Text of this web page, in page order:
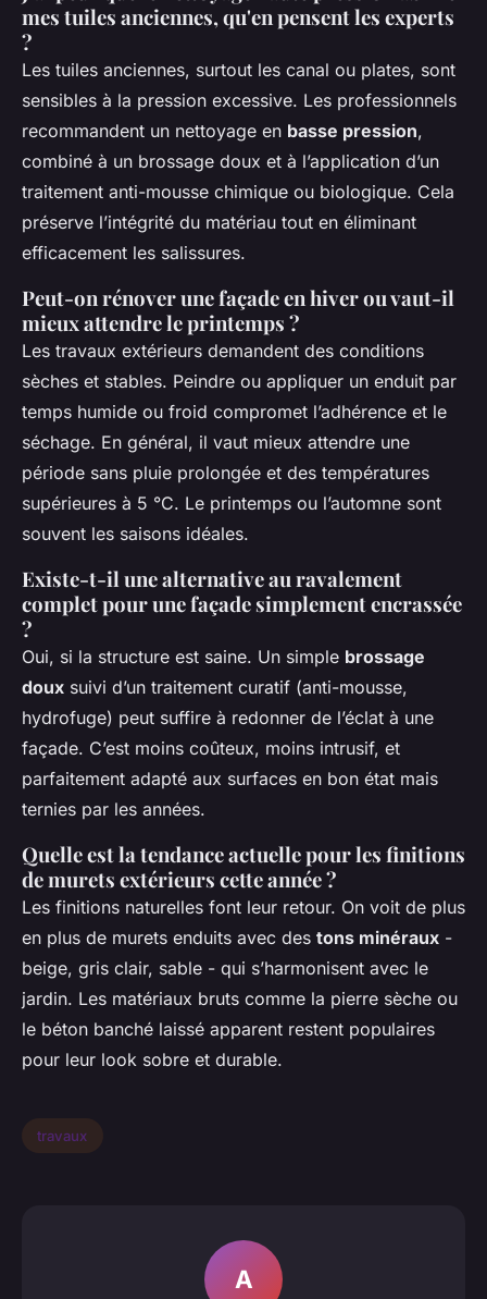
mes tuiles anciennes, qu'en pensent les experts
?
Les tuiles anciennes, surtout les canal ou plates, sont
sensibles à la pression excessive. Les professionnels
recommandent un nettoyage en basse pression,
combiné à un brossage doux et à l’application d’un
traitement anti-mousse chimique ou biologique. Cela
préserve l’intégrité du matériau tout en éliminant
efficacement les salissures.
Peut-on rénover une façade en hiver ou vaut-il
mieux attendre le printemps ?
Les travaux extérieurs demandent des conditions
sèches et stables. Peindre ou appliquer un enduit par
temps humide ou froid compromet l’adhérence et le
séchage. En général, il vaut mieux attendre une
période sans pluie prolongée et des températures
supérieures à 5 °C. Le printemps ou l’automne sont
souvent les saisons idéales.
Existe-t-il une alternative au ravalement
complet pour une façade simplement encrassée
?
Oui, si la structure est saine. Un simple brossage
doux suivi d’un traitement curatif (anti-mousse,
hydrofuge) peut suffire à redonner de l’éclat à une
façade. C’est moins coûteux, moins intrusif, et
parfaitement adapté aux surfaces en bon état mais
ternies par les années.
Quelle est la tendance actuelle pour les finitions
de murets extérieurs cette année ?
Les finitions naturelles font leur retour. On voit de plus
en plus de murets enduits avec des tons minéraux -
beige, gris clair, sable - qui s’harmonisent avec le
jardin. Les matériaux bruts comme la pierre sèche ou
le béton banché laissé apparent restent populaires
pour leur look sobre et durable.
travaux
A